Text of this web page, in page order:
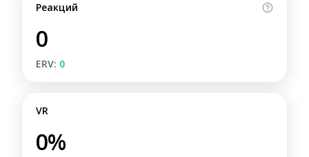
Реакций
0
ERV: 0
VR
0%